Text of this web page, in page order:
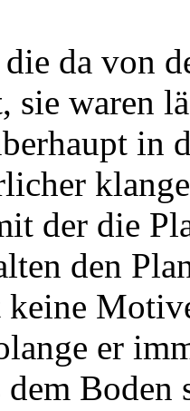
da von
sie waren
in
der die
den
er
dem